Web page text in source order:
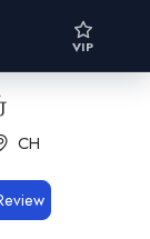
VIP
CH